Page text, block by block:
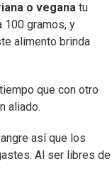
o vegana tu
100 gramos, y
alimento brinda
que con otro
aliado.
así que los
Al ser libres de